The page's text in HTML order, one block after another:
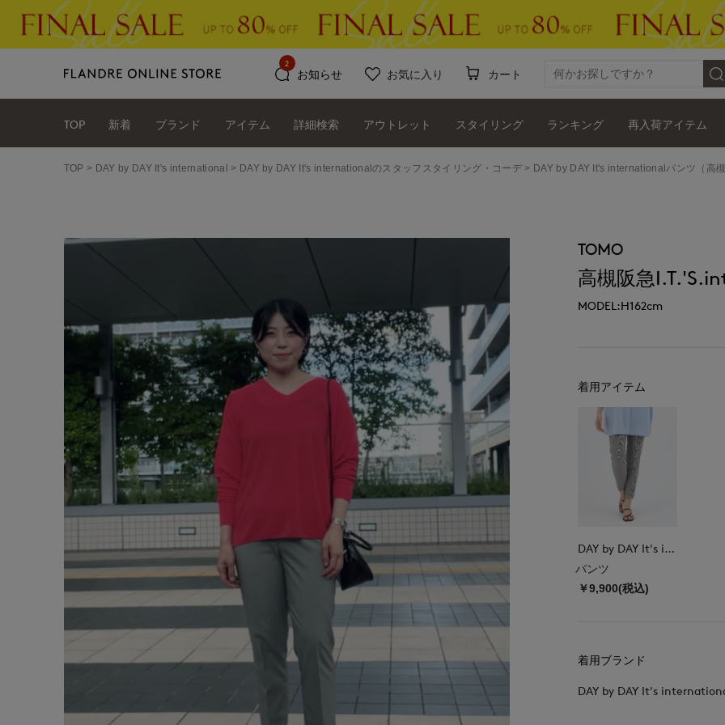
お知らせ
2
お気に入り カート
TOP 新着 ブランド アイテム 詳細検索 アウトレット スタイリング ランキング 再入荷アイテム
TOP DAY by DAY It's international DAY by DAY It's internationalのスタッフスタイリング・コーデ DAY by DAY It's internationalパンツ（高
TOMO
高槻阪急
MODEL:H162cm
着用アイテム
DAY by DAY It's international
パンツ
￥9,900(税込)
着用ブランド
DAY by DAY It's